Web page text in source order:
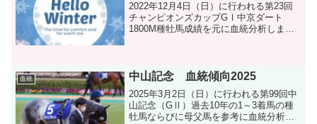
2022年12月4日（日）に行われる第23回
チャンピオンズカップGⅠ中京ダート
1800M種牡馬成績を元に血統分析しま
血統 中山記念 血統傾向2025
2025年3月2日（日）に行われる第99回中
山記念（GⅡ）過去10年の1～3着馬の種
牡馬ならびに母父馬を参考に血統分析し